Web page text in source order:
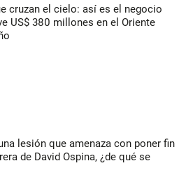
cruzan el cielo: así es el negocio
US$ 380 millones en el Oriente
lesión que amenaza con poner fin
de David Ospina, ¿de qué se